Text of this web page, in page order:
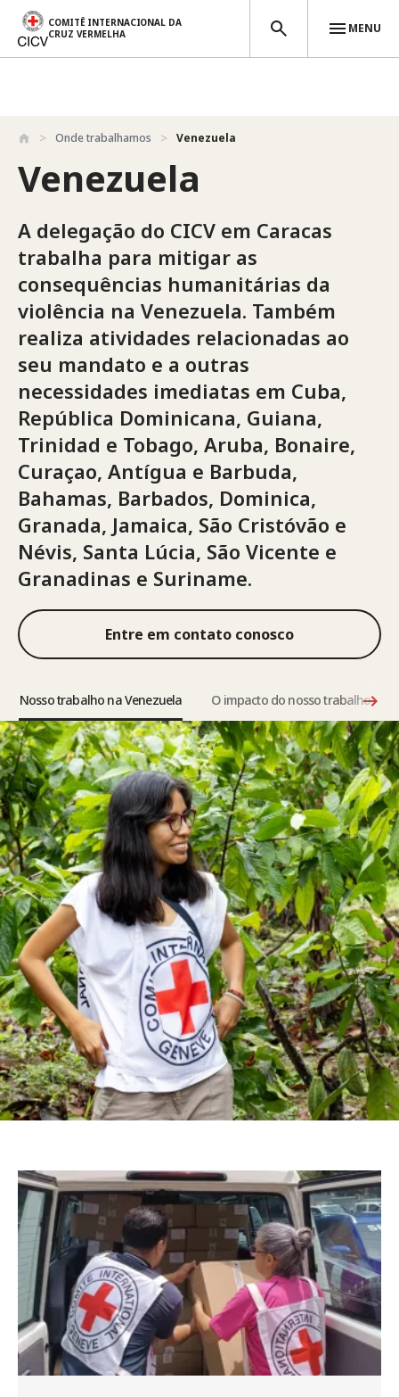
Passar para o conteúdo principal
COMITÊ INTERNACIONAL DA
CRUZ VERMELHA
MENU
Onde trabalhamos Venezuela
Venezuela
A delegação do CICV em Caracas
trabalha para mitigar as
consequências humanitárias da
violência na Venezuela. Também
realiza atividades relacionadas ao
seu mandato e a outras
necessidades imediatas em Cuba,
República Dominicana, Guiana,
Trinidad e Tobago, Aruba, Bonaire,
Curaçao, Antígua e Barbuda,
Bahamas, Barbados, Dominica,
Granada, Jamaica, São Cristóvão e
Névis, Santa Lúcia, São Vicente e
Granadinas e Suriname.
Entre em contato conosco
Nosso trabalho na Venezuela O impacto do nosso trabalho